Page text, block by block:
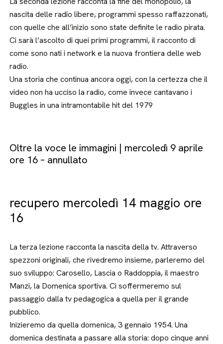
nascita delle radio libere, programmi spesso raffazzonati,
con quelle che all’inizio sono state definite le radio pirata.
Ci sarà l’ascolto di quei primi programmi, il racconto di
come sono nati i network e la nuova frontiera delle web
radio.
Una storia che continua ancora oggi, con la certezza che il
video non ha ucciso la radio, come invece cantavano i
Buggles in una intramontabile hit del 1979
Oltre la voce le immagini | mercoledì 9 aprile
ore 16 – annullato
recupero mercoledì 14 maggio ore
16
La terza lezione racconta la nascita della tv. Attraverso
spezzoni originali, che rivedremo insieme, parleremo del
suo sviluppo: Carosello, Lascia o Raddoppia, il maestro
Manzi, la Domenica sportiva. Ci soffermeremo sul
passaggio dalla tv pedagogica a quella per il grande
pubblico.
Inizieremo da quella domenica, 3 gennaio 1954. Una
domenica destinata a passare alla storia: dopo cinque anni